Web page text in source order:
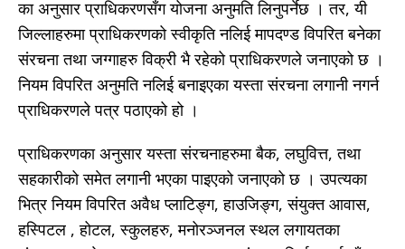
का अनुसार प्राधिकरणसँग योजना अनुमति लिनुपर्नेछ । तर, यी
जिल्लाहरुमा प्राधिकरणको स्वीकृति नलिई मापदण्ड विपरित बनेका
संरचना तथा जग्गाहरु विक्री भै रहेको प्राधिकरणले जनाएको छ ।
नियम विपरित अनुमति नलिई बनाइएका यस्ता संरचना लगानी नगर्न
प्राधिकरणले पत्र पठाएको हो ।
प्राधिकरणका अनुसार यस्ता संरचनाहरुमा बैक, लघुवित्त, तथा
सहकारीको समेत लगानी भएका पाइएको जनाएको छ । उपत्यका
भित्र नियम विपरित अवैध प्लाटिङ्ग, हाउजिङ्ग, संयुक्त आवास,
हस्पिटल , होटल, स्कुलहरु, मनोरञ्जनल स्थल लगायतका